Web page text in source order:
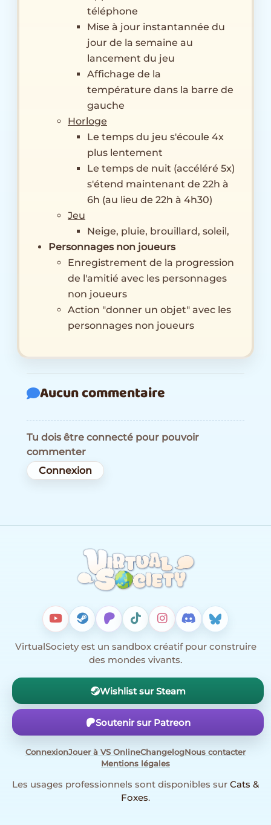
téléphone
Mise à jour instantannée du
jour de la semaine au
lancement du jeu
Affichage de la
température dans la barre de
gauche
Horloge
Le temps du jeu s'écoule 4x
plus lentement
Le temps de nuit (accéléré 5x)
s'étend maintenant de 22h à
6h (au lieu de 22h à 4h30)
Jeu
Neige, pluie, brouillard, soleil,
Personnages non joueurs
Enregistrement de la progression
de l'amitié avec les personnages
non joueurs
Action "donner un objet" avec les
personnages non joueurs
Aucun commentaire
Tu dois être connecté pour pouvoir
commenter
Connexion
VirtualSociety est un sandbox créatif pour construire
des mondes vivants.
Wishlist sur Steam
Soutenir sur Patreon
ConnexionJouer à VS OnlineChangelogNous contacter
Mentions légales
Les usages professionnels sont disponibles sur Cats &
Foxes.